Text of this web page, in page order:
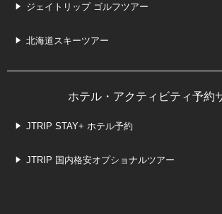
ジェイトリップ ゴルフツアー
北海道スキーツアー
ホテル・アクティビティ予約
JTRIP STAY+ ホテル予約
JTRIP 国内格安オプショナルツアー